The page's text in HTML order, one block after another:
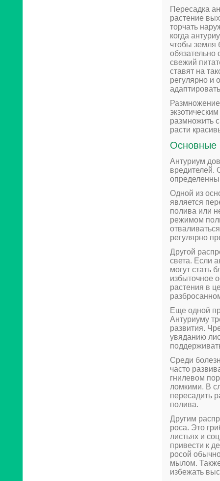
Пересадка
растение
торчать
когда
чтобы земля
обязательно
свежий
ставят на
регулярно и
размножить
расти
Основные
Антуриум
вредителей.
Одной из
является
полива или
режимом
регулярно
Другой
света. Если
могут стать
избыточное
растения в
Еще одной
Антуриуму
развития.
увяданию
Среди
часто
гнилевом
ломкими. В
пересадить
полива.
Другим
роса. Это
листьях и
привести к
росой
мылом.
избежать